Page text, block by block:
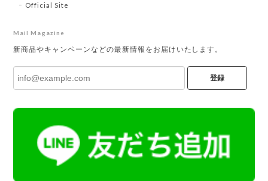
Official Site
Mail Magazine
新商品やキャンペーンなどの最新情報をお届けいたします。
登録